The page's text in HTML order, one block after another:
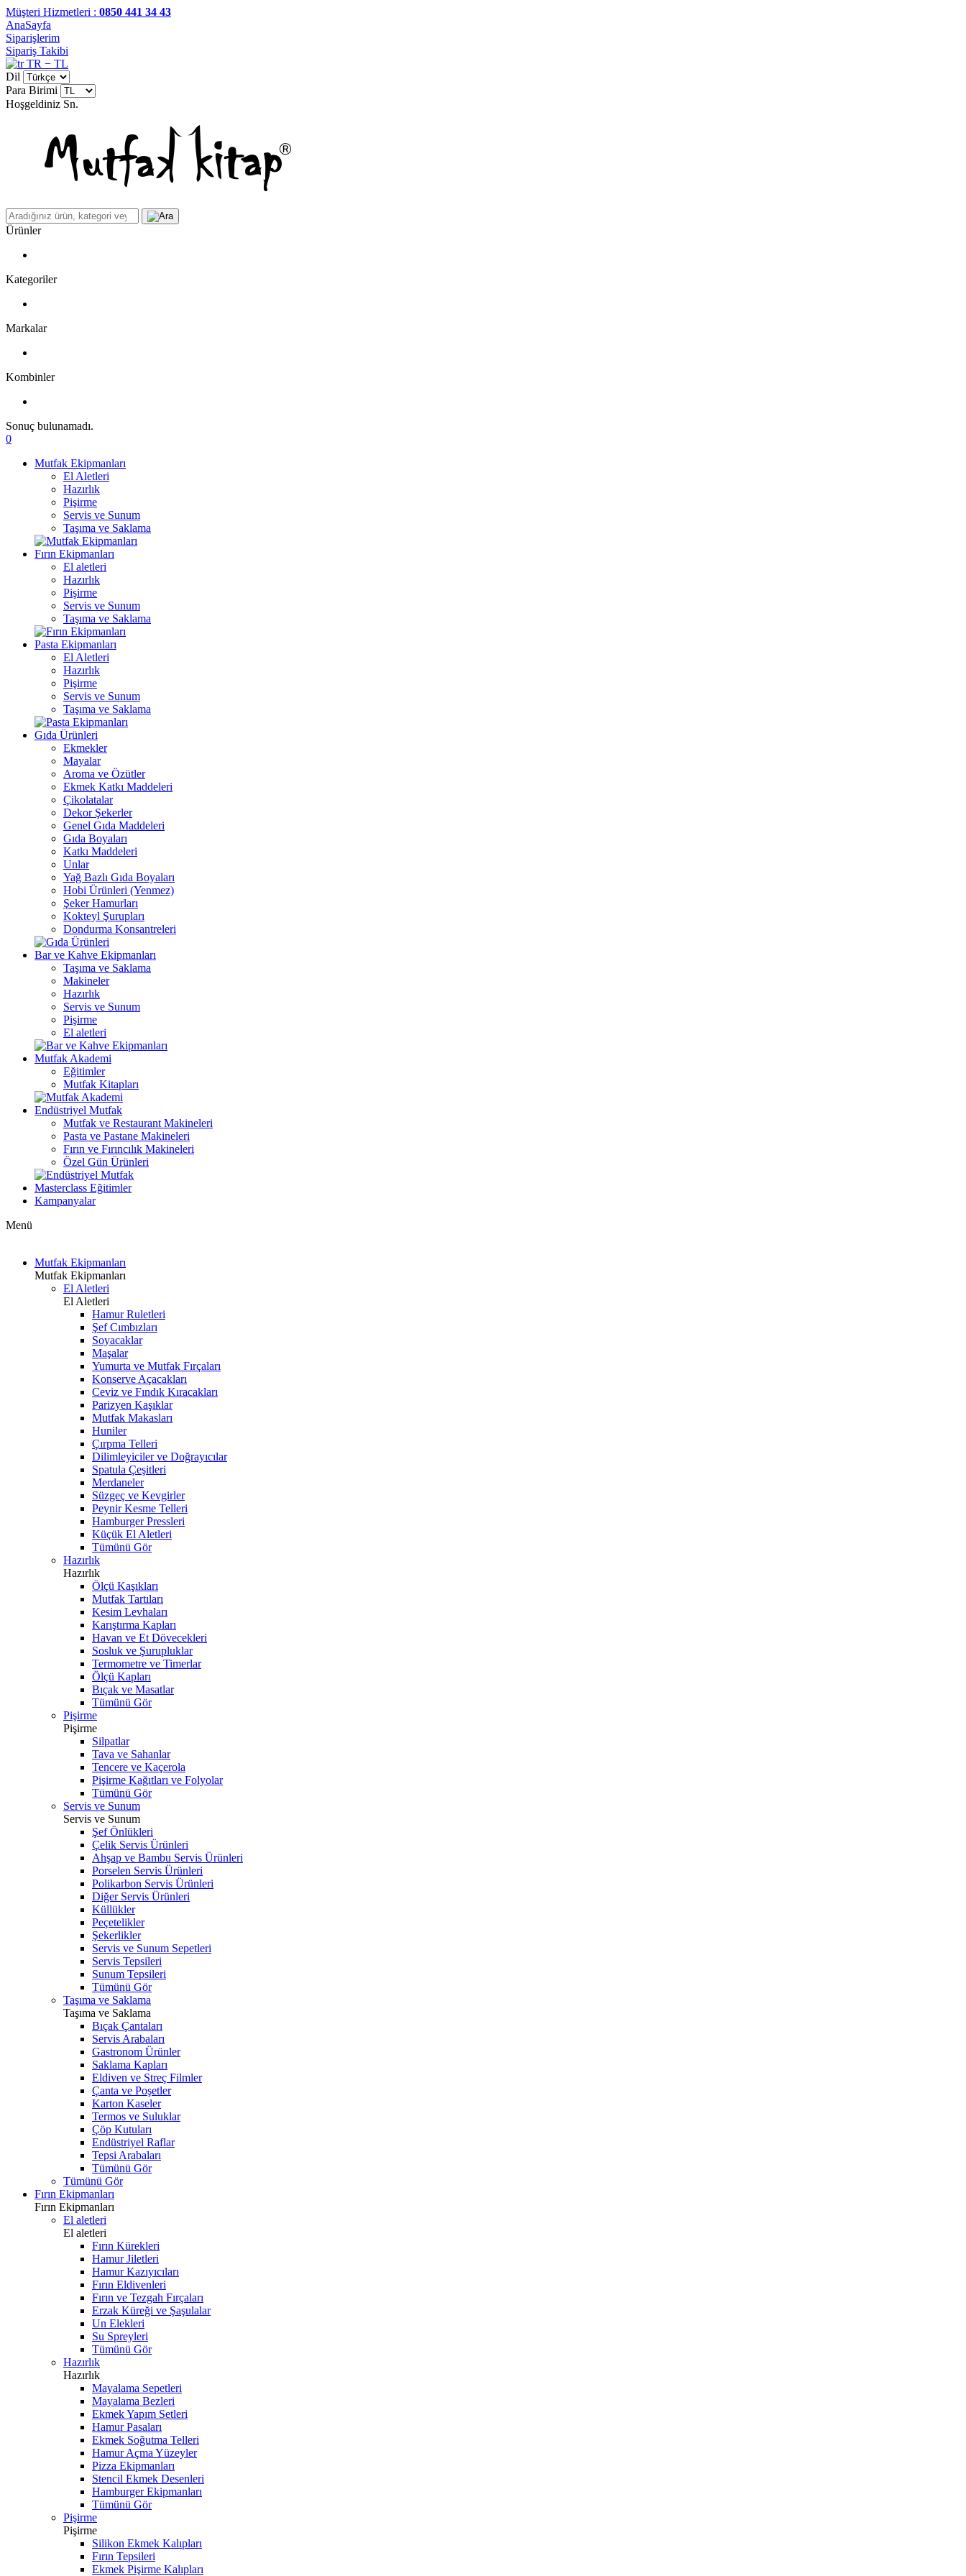
Müşteri Hizmetleri : 0850 441 34 43
AnaSayfa
Siparişlerim
Sipariş Takibi
TR − TL
Dil
Para Birimi
Hoşgeldiniz Sn.
Ürünler
Kategoriler
Markalar
Kombinler
Sonuç bulunamadı.
0
Mutfak Ekipmanları
El Aletleri
Hazırlık
Pişirme
Servis ve Sunum
Taşıma ve Saklama
Fırın Ekipmanları
El aletleri
Hazırlık
Pişirme
Servis ve Sunum
Taşıma ve Saklama
Pasta Ekipmanları
El Aletleri
Hazırlık
Pişirme
Servis ve Sunum
Taşıma ve Saklama
Gıda Ürünleri
Ekmekler
Mayalar
Aroma ve Özütler
Ekmek Katkı Maddeleri
Çikolatalar
Dekor Şekerler
Genel Gıda Maddeleri
Gıda Boyaları
Katkı Maddeleri
Unlar
Yağ Bazlı Gıda Boyaları
Hobi Ürünleri (Yenmez)
Şeker Hamurları
Kokteyl Şurupları
Dondurma Konsantreleri
Bar ve Kahve Ekipmanları
Taşıma ve Saklama
Makineler
Hazırlık
Servis ve Sunum
Pişirme
El aletleri
Mutfak Akademi
Eğitimler
Mutfak Kitapları
Endüstriyel Mutfak
Mutfak ve Restaurant Makineleri
Pasta ve Pastane Makineleri
Fırın ve Fırıncılık Makineleri
Özel Gün Ürünleri
Masterclass Eğitimler
Kampanyalar
Menü
Mutfak Ekipmanları
Mutfak Ekipmanları
El Aletleri
El Aletleri
Hamur Ruletleri
Şef Cımbızları
Soyacaklar
Maşalar
Yumurta ve Mutfak Fırçaları
Konserve Açacakları
Ceviz ve Fındık Kıracakları
Parizyen Kaşıklar
Mutfak Makasları
Huniler
Çırpma Telleri
Dilimleyiciler ve Doğrayıcılar
Spatula Çeşitleri
Merdaneler
Süzgeç ve Kevgirler
Peynir Kesme Telleri
Hamburger Pressleri
Küçük El Aletleri
Tümünü Gör
Hazırlık
Hazırlık
Ölçü Kaşıkları
Mutfak Tartıları
Kesim Levhaları
Karıştırma Kapları
Havan ve Et Dövecekleri
Sosluk ve Şurupluklar
Termometre ve Timerlar
Ölçü Kapları
Bıçak ve Masatlar
Tümünü Gör
Pişirme
Pişirme
Silpatlar
Tava ve Sahanlar
Tencere ve Kaçerola
Pişirme Kağıtları ve Folyolar
Tümünü Gör
Servis ve Sunum
Servis ve Sunum
Şef Önlükleri
Çelik Servis Ürünleri
Ahşap ve Bambu Servis Ürünleri
Porselen Servis Ürünleri
Polikarbon Servis Ürünleri
Diğer Servis Ürünleri
Küllükler
Peçetelikler
Şekerlikler
Servis ve Sunum Sepetleri
Servis Tepsileri
Sunum Tepsileri
Tümünü Gör
Taşıma ve Saklama
Taşıma ve Saklama
Bıçak Çantaları
Servis Arabaları
Gastronom Ürünler
Saklama Kapları
Eldiven ve Streç Filmler
Çanta ve Poşetler
Karton Kaseler
Termos ve Suluklar
Çöp Kutuları
Endüstriyel Raflar
Tepsi Arabaları
Tümünü Gör
Tümünü Gör
Fırın Ekipmanları
Fırın Ekipmanları
El aletleri
El aletleri
Fırın Kürekleri
Hamur Jiletleri
Hamur Kazıyıcıları
Fırın Eldivenleri
Fırın ve Tezgah Fırçaları
Erzak Küreği ve Şaşulalar
Un Elekleri
Su Spreyleri
Tümünü Gör
Hazırlık
Hazırlık
Mayalama Sepetleri
Mayalama Bezleri
Ekmek Yapım Setleri
Hamur Pasaları
Ekmek Soğutma Telleri
Hamur Açma Yüzeyler
Pizza Ekipmanları
Stencil Ekmek Desenleri
Hamburger Ekipmanları
Tümünü Gör
Pişirme
Pişirme
Silikon Ekmek Kalıpları
Fırın Tepsileri
Ekmek Pişirme Kalıpları